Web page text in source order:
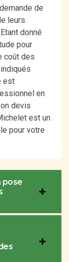
de
leurs
donné
pour
coût des
est
en
devis
est un
pour votre
pose